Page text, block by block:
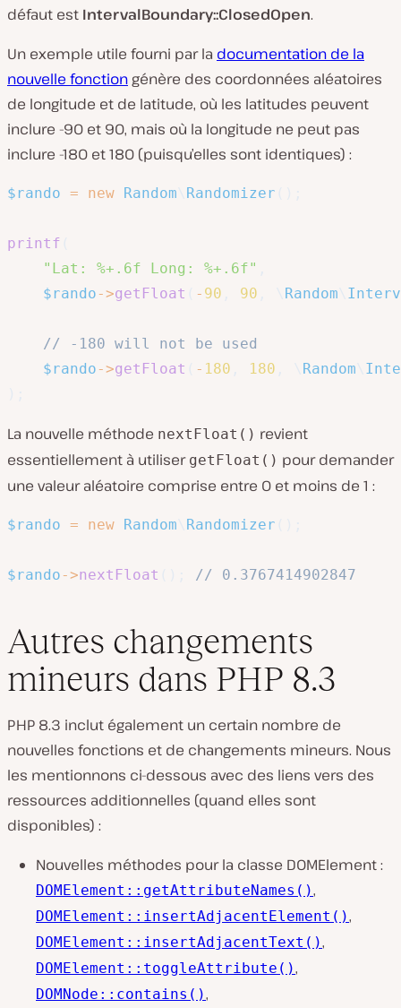
défaut est IntervalBoundary::ClosedOpen.
Un exemple utile fourni par la documentation de la
nouvelle fonction génère des coordonnées aléatoires
de longitude et de latitude, où les latitudes peuvent
inclure -90 et 90, mais où la longitude ne peut pas
inclure -180 et 180 (puisqu’elles sont identiques) :
$rando = new Random Randomizer
printf
"Lat: %+.6f Long: %+.6f"
$rando->getFloat - 90 90 Random
// -180 will not be used
$rando->getFloat - 180 180 Random
La nouvelle méthode nextFloat() revient
essentiellement à utiliser getFloat() pour demander
une valeur aléatoire comprise entre 0 et moins de 1 :
$rando = new Random Randomizer
$rando->nextFloat // 0.3767414902847
Autres changements
mineurs dans PHP 8.3
PHP 8.3 inclut également un certain nombre de
nouvelles fonctions et de changements mineurs. Nous
les mentionnons ci-dessous avec des liens vers des
ressources additionnelles (quand elles sont
disponibles) :
Nouvelles méthodes pour la classe DOMElement :
DOMElement::getAttributeNames(),
DOMElement::insertAdjacentElement(),
DOMElement::insertAdjacentText(),
DOMElement::toggleAttribute(),
DOMNode::contains(),